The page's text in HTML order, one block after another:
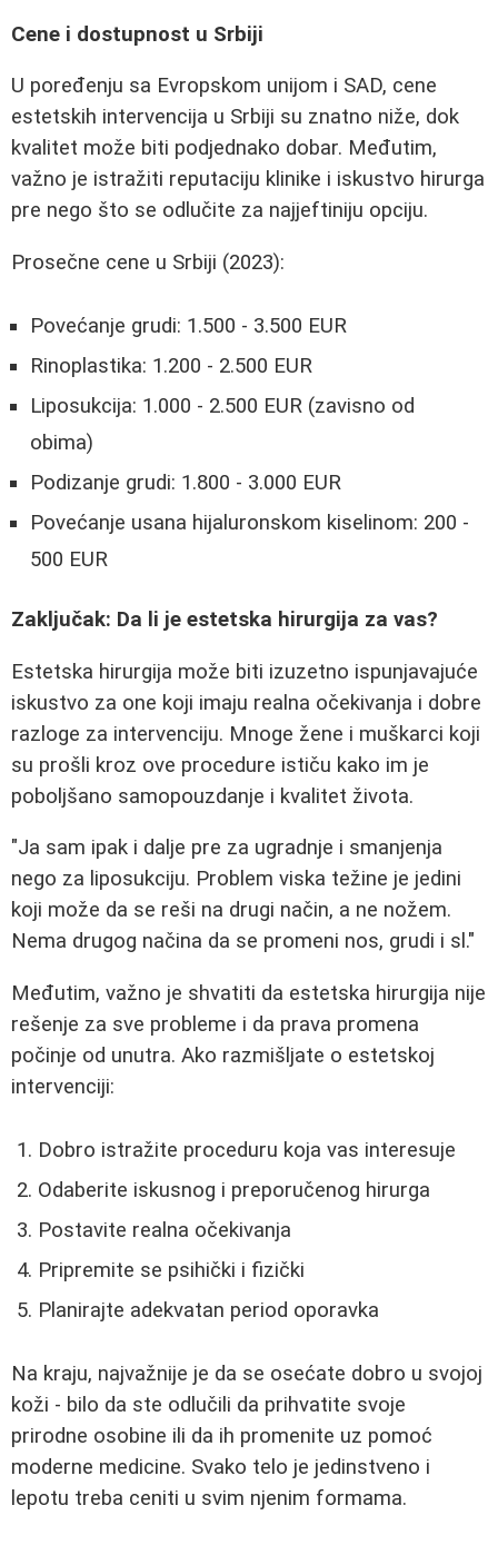
Cene i dostupnost u Srbiji
U poređenju sa Evropskom unijom i SAD, cene
estetskih intervencija u Srbiji su znatno niže, dok
kvalitet može biti podjednako dobar. Međutim,
važno je istražiti reputaciju klinike i iskustvo hirurga
pre nego što se odlučite za najjeftiniju opciju.
Prosečne cene u Srbiji (2023):
Povećanje grudi: 1.500 - 3.500 EUR
Rinoplastika: 1.200 - 2.500 EUR
Liposukcija: 1.000 - 2.500 EUR (zavisno od
obima)
Podizanje grudi: 1.800 - 3.000 EUR
Povećanje usana hijaluronskom kiselinom: 200 -
500 EUR
Zaključak: Da li je estetska hirurgija za vas?
Estetska hirurgija može biti izuzetno ispunjavajuće
iskustvo za one koji imaju realna očekivanja i dobre
razloge za intervenciju. Mnoge žene i muškarci koji
su prošli kroz ove procedure ističu kako im je
poboljšano samopouzdanje i kvalitet života.
"Ja sam ipak i dalje pre za ugradnje i smanjenja
nego za liposukciju. Problem viska težine je jedini
koji može da se reši na drugi način, a ne nožem.
Nema drugog načina da se promeni nos, grudi i sl."
Međutim, važno je shvatiti da estetska hirurgija nije
rešenje za sve probleme i da prava promena
počinje od unutra. Ako razmišljate o estetskoj
intervenciji:
Dobro istražite proceduru koja vas interesuje
Odaberite iskusnog i preporučenog hirurga
Postavite realna očekivanja
Pripremite se psihički i fizički
Planirajte adekvatan period oporavka
Na kraju, najvažnije je da se osećate dobro u svojoj
koži - bilo da ste odlučili da prihvatite svoje
prirodne osobine ili da ih promenite uz pomoć
moderne medicine. Svako telo je jedinstveno i
lepotu treba ceniti u svim njenim formama.